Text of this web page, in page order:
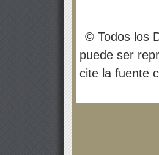
© Todos los
puede ser
cite la fuente